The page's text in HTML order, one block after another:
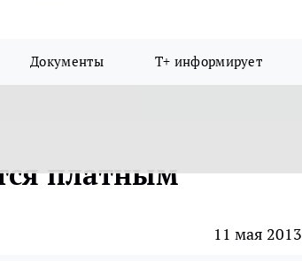
Документы Т+ информирует
платным
11 мая 2013